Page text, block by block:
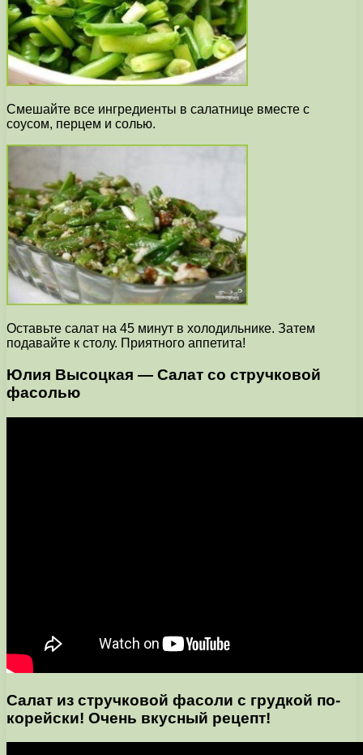
Смешайте все ингредиенты в салатнице вместе с
соусом, перцем и солью.
Оставьте салат на 45 минут в холодильнике. Затем
подавайте к столу. Приятного аппетита!
Юлия Высоцкая — Салат со стручковой
фасолью
Салат из стручковой фасоли с грудкой по-
корейски! Очень вкусный рецепт!